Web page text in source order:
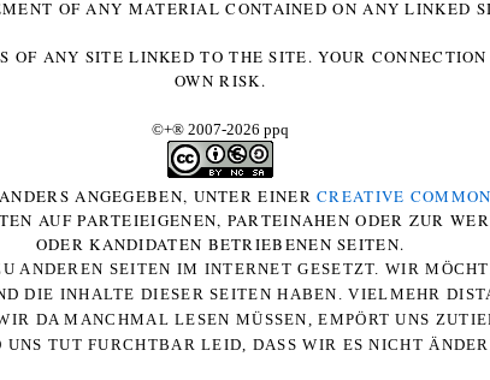
OF ANY MATERIAL CONTAINED ON ANY LINKED
OF ANY SITE LINKED TO THE SITE. YOUR
OWN RISK.
©+® 2007-2026 ppq
ANGEGEBEN, UNTER EINERCREATIVE
AUF PARTEIEIGENEN, PARTEINAHEN ODER ZUR
ODER KANDIDATEN BETRIEBENEN SEITEN.
ANDEREN SEITEN IM INTERNET GESETZT. WIR
DIE INHALTE DIESER SEITEN HABEN. VIELMEHR
DA MANCHMAL LESEN MÜSSEN, EMPÖRT UNS
UNS TUT FURCHTBAR LEID, DASS WIR ES NICHT